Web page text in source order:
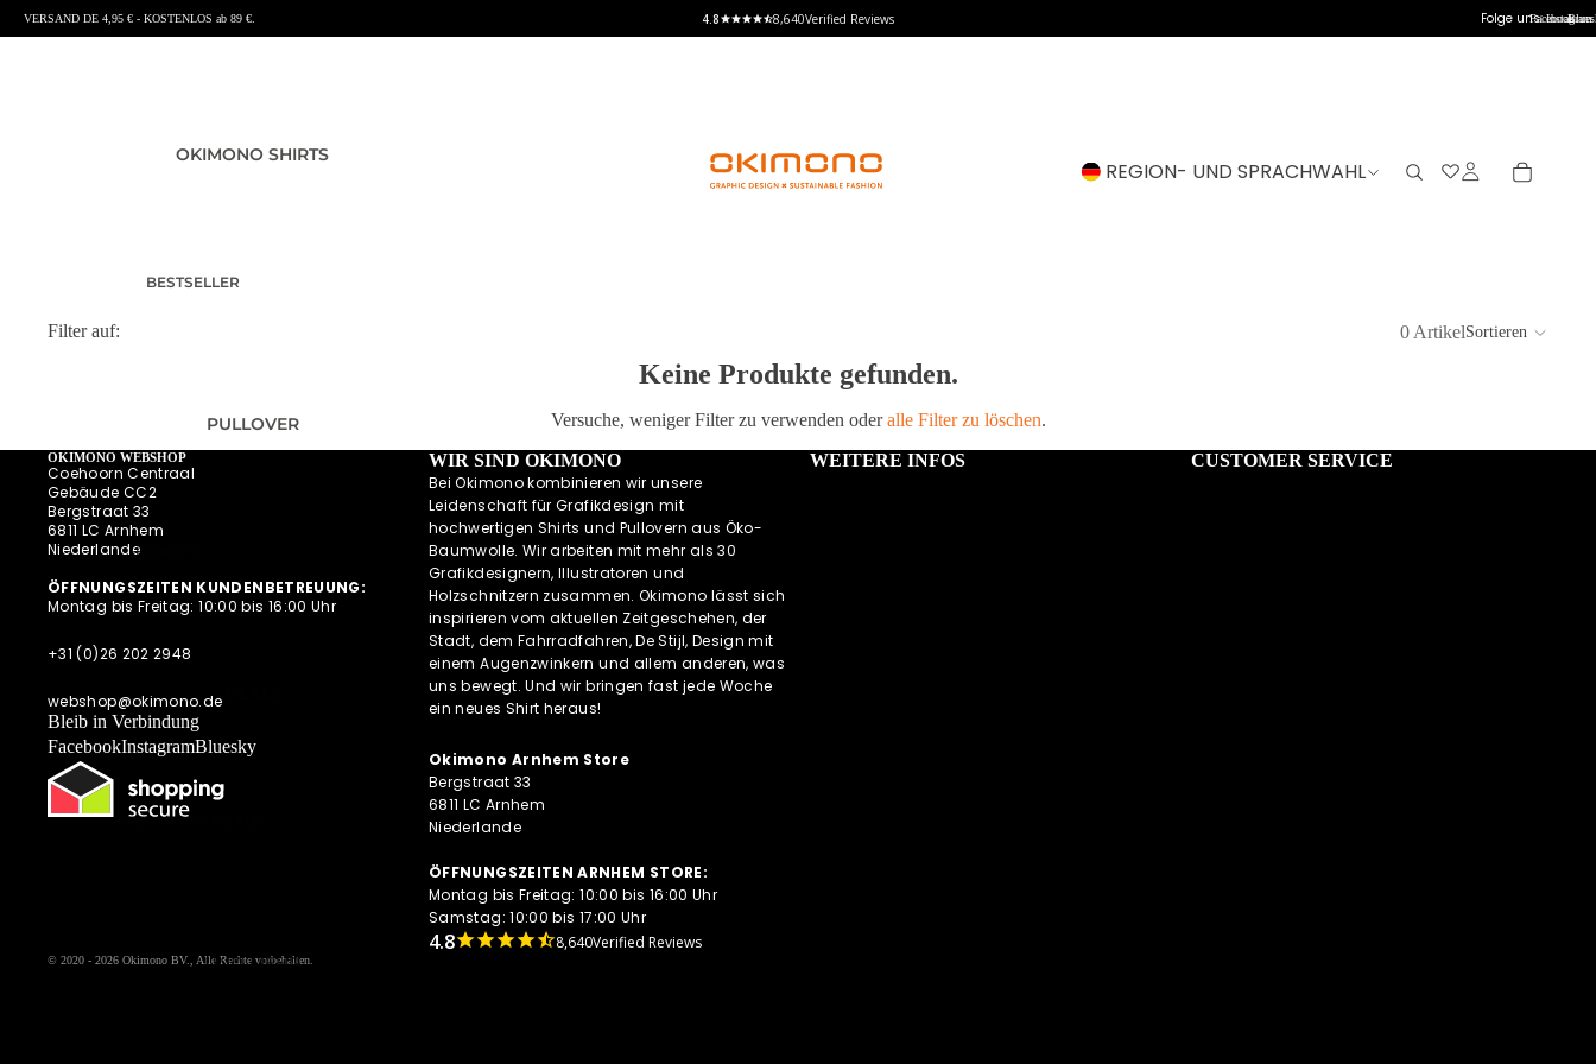
VERSAND DE 4,95 € - KOSTENLOS ab 89 €. 8,640Verified Reviews Folge uns:Facebook
Instagram
OKIMONO SHIRTS
BESTSELLER
SUMMER SHIRTS
POLOSHIRTS
DIESE WOCHE NEU
AKTUELLE TRENDS
PULLOVER
HOODIES
SWEATESHIRTS
JACKEN
HOODIES MIT
LONGSLEEVES
PRE-ORDER DEALS
UND MEHR
REGION- UND SPRACHWAHL
Filter auf: 0 ArtikelSortieren
Keine Produkte gefunden.
Versuche, weniger Filter zu verwenden oderalle Filter zu löschen.
OKIMONO WEBSHOP
Coehoorn Centraal
Gebäude CC2
Bergstraat 33
6811 LC Arnhem
Niederlande
ÖFFNUNGSZEITEN KUNDENBETREUUNG:
Montag bis Freitag: 10:00 bis 16:00 Uhr
+31 (0)26 202 2948
webshop@okimono.de
Bleib in Verbindung
FacebookInstagramBluesky
WIR SIND OKIMONO
Bei Okimono kombinieren wir unsere
Leidenschaft für Grafikdesign mit
hochwertigen Shirts und Pullovern aus Öko-
Baumwolle. Wir arbeiten mit mehr als 30
Grafikdesignern, Illustratoren und
Holzschnitzern zusammen. Okimono lässt sich
inspirieren vom aktuellen Zeitgeschehen, der
Stadt, dem Fahrradfahren, De Stijl, Design mit
einem Augenzwinkern und allem anderen, was
uns bewegt. Und wir bringen fast jede Woche
ein neues Shirt heraus!
Okimono Arnhem Store
Bergstraat 33
6811 LC Arnhem
Niederlande
ÖFFNUNGSZEITEN ARNHEM STORE:
Montag bis Freitag: 10:00 bis 16:00 Uhr
Samstag: 10:00 bis 17:00 Uhr
8,640Verified Reviews
WEITERE INFOS CUSTOMER SERVICE
© 2020 - 2026 Okimono BV. , Alle Rechte vorbehalten.